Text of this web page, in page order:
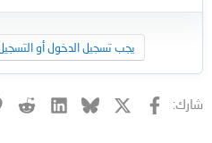
يجب تسجيل الدخول أو
شارك: فيسبوك X (Twitter)
Bluesky
LinkedIn